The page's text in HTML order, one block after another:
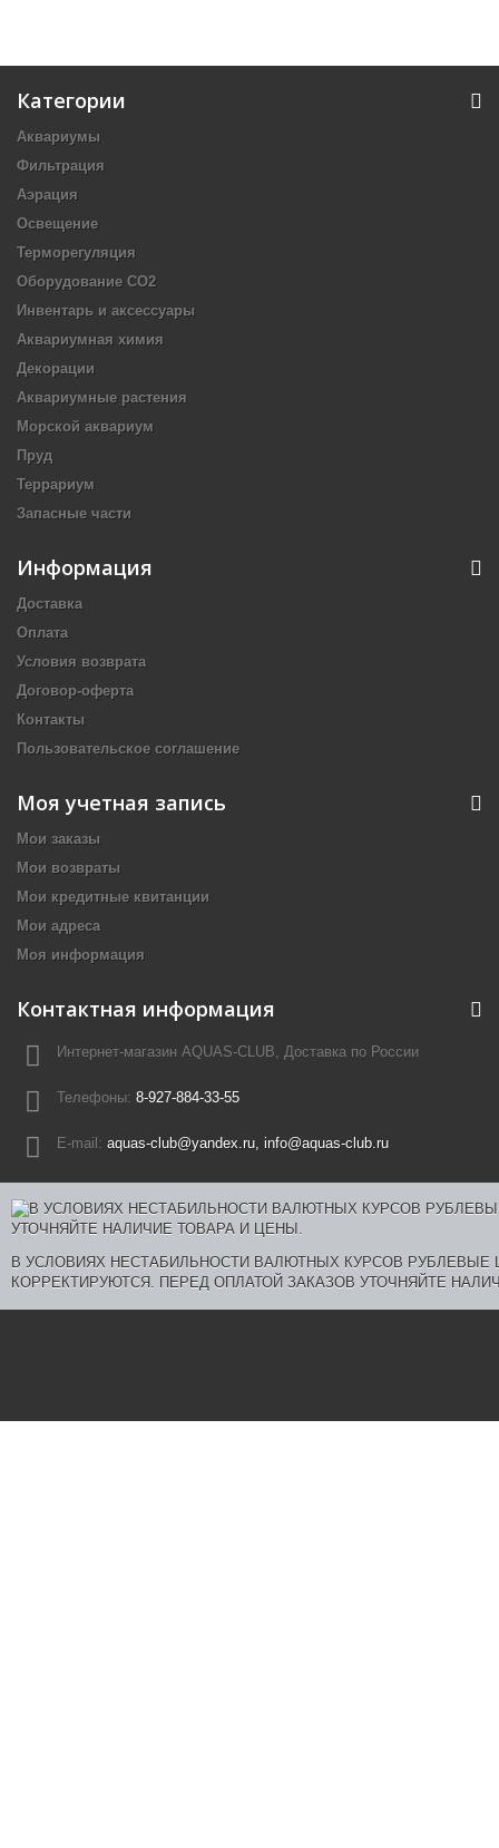
Категории
Аквариумы
Фильтрация
Аэрация
Освещение
Терморегуляция
Оборудование CO2
Инвентарь и аксессуары
Аквариумная химия
Декорации
Аквариумные растения
Морской аквариум
Пруд
Террариум
Запасные части
Информация
Доставка
Оплата
Условия возврата
Договор-оферта
Контакты
Пользовательское соглашение
Моя учетная запись
Мои заказы
Мои возвраты
Мои кредитные квитанции
Мои адреса
Моя информация
Контактная информация
Интернет-магазин AQUAS-CLUB, Доставка по России
Телефоны: 8-927-884-33-55
E-mail: aquas-club@yandex.ru, info@aquas-club.ru
В УСЛОВИЯХ НЕСТАБИЛЬНОСТИ ВАЛЮТНЫХ КУРСОВ РУБЛЕВЫЕ
КОРРЕКТИРУЮТСЯ. ПЕРЕД ОПЛАТОЙ ЗАКАЗОВ УТОЧНЯЙТЕ